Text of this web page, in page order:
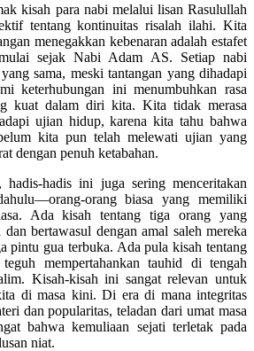
kisah para nabi melalui lisan Rasulullah
tentang kontinuitas risalah ilahi. Kita
menegakkan kebenaran adalah estafet
sejak Nabi Adam AS. Setiap nabi
sama, meski tantangan yang dihadapi
keterhubungan ini menumbuhkan rasa
kuat dalam diri kita. Kita tidak merasa
ujian hidup, karena kita tahu bahwa
kita pun telah melewati ujian yang
dengan penuh ketabahan.
hadis ini juga sering menceritakan
orang biasa yang memiliki
Ada kisah tentang tiga orang yang
bertawasul dengan amal saleh mereka
pintu gua terbuka. Ada pula kisah tentang
mempertahankan tauhid di tengah
Kisah-kisah ini sangat relevan untuk
di masa kini. Di era di mana integritas
dan popularitas, teladan dari umat masa
bahwa kemuliaan sejati terletak pada
niat.